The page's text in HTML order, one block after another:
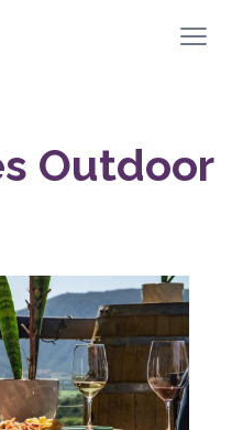
Outdoor